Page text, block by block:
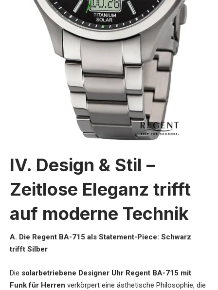
IV. Design & Stil –
Zeitlose Eleganz trifft
auf moderne Technik
A. Die Regent BA-715 als Statement-Piece: Schwarz
trifft Silber
Die solarbetriebene Designer Uhr Regent BA-715 mit
Funk für Herren verkörpert eine ästhetische Philosophie, die